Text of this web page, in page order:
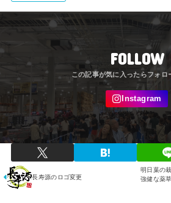
FOLLOW
明日葉の
強健な薬草
長寿源のロゴ変更